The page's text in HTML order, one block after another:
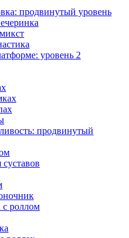
продвинутый уровень
уровень 2
продвинутый
с роллом